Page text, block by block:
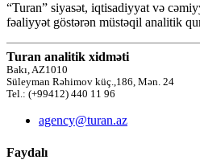
“Turan” siyasət, iqtisadiyyat və
fəaliyyət göstərən müstəqil analitik
Turan analitik xidməti
Bakı, AZ1010
Süleyman Rəhimov küç.,186, Mən. 24
Tel.: (+99412) 440 11 96
agency@turan.az
Faydalı